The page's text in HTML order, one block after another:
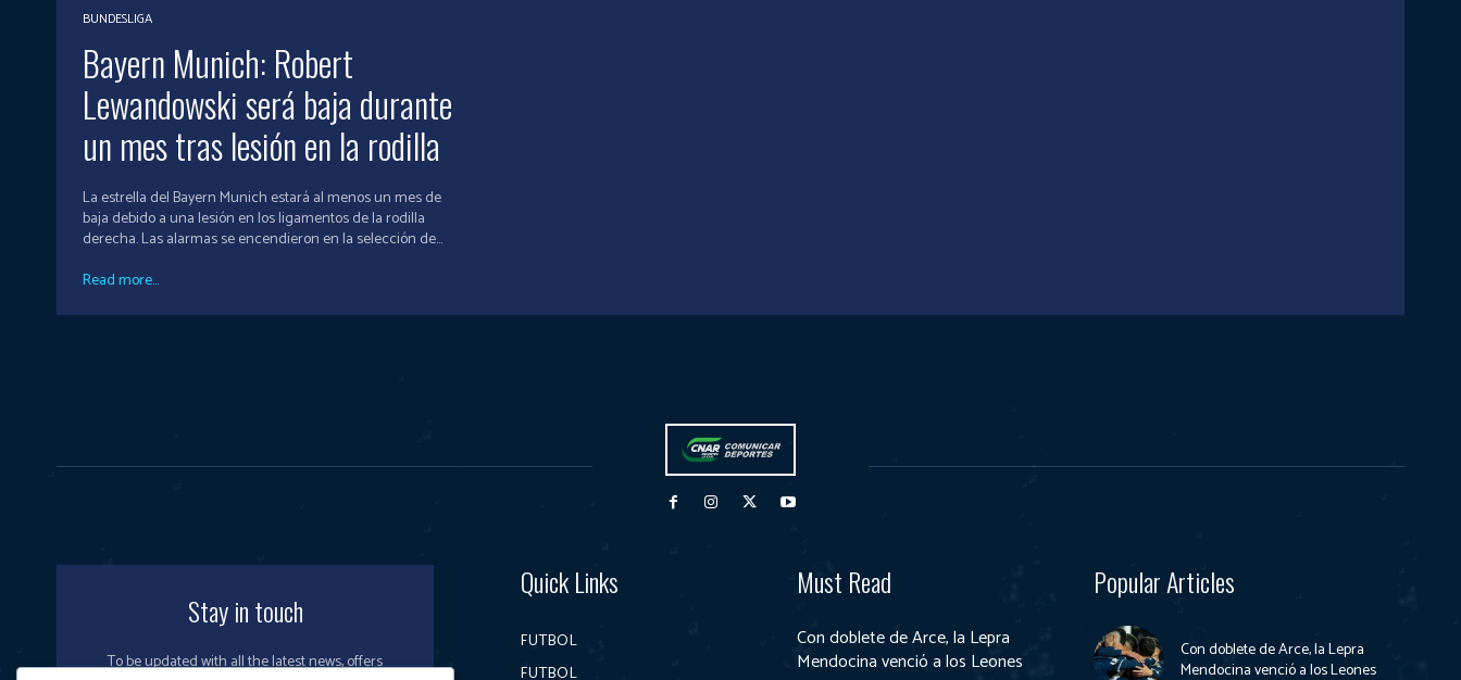
BUNDESLIGA
Bayern Munich: Robert
Lewandowski será baja durante
un mes tras lesión en la rodilla
La estrella del Bayern Munich estará al menos un mes de
baja debido a una lesión en los ligamentos de la rodilla
derecha. Las alarmas se encendieron en la selección de...
Read more...
Stay in touch
To be updated with all the latest news, offers
Quick Links
FUTBOL
FUTBOL
Must Read
Con doblete de Arce, la Lepra
Mendocina venció a los Leones
Popular Articles
Con doblete de Arce, la Lepra
Mendocina venció a los Leones